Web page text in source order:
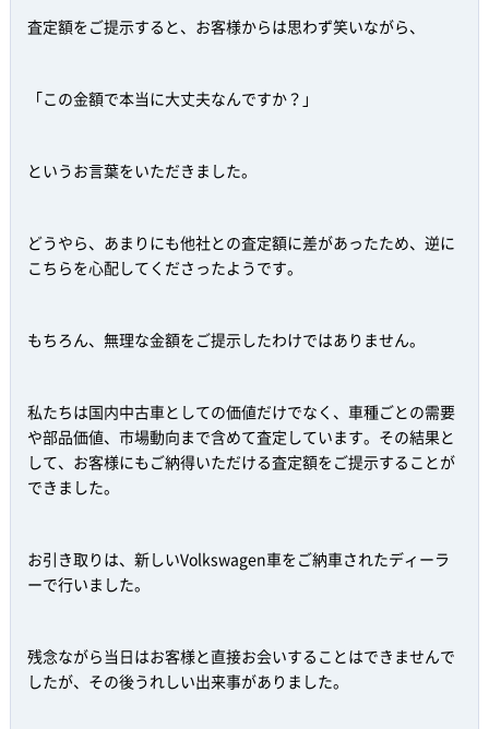
査定額をご提示すると、お客様からは思わず笑いながら、
「この金額で本当に大丈夫なんですか？」
というお言葉をいただきました。
どうやら、あまりにも他社との査定額に差があったため、逆に
こちらを心配してくださったようです。
もちろん、無理な金額をご提示したわけではありません。
私たちは国内中古車としての価値だけでなく、車種ごとの需要
や部品価値、市場動向まで含めて査定しています。その結果と
して、お客様にもご納得いただける査定額をご提示することが
できました。
お引き取りは、新しいVolkswagen車をご納車されたディーラ
ーで行いました。
残念ながら当日はお客様と直接お会いすることはできませんで
したが、その後うれしい出来事がありました。